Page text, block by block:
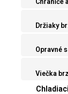
Držiaky
Opravné
Viečka